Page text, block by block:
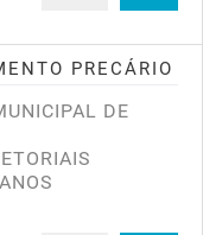
PRECÁRIO
DE